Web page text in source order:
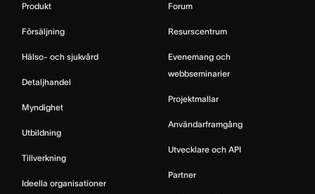
Produkt
Försäljning
Hälso- och sjukvård
Detaljhandel
Myndighet
Utbildning
Tillverkning
Ideella organisationer
Forum
Resurscentrum
Evenemang och
webbseminarier
Projektmallar
Användarframgång
Utvecklare och API
Partner